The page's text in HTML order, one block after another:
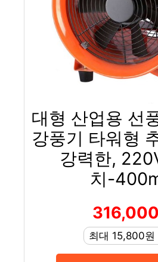
대형 산업용 선
강풍기 타워형
강력한,
치-
최대 15,800원